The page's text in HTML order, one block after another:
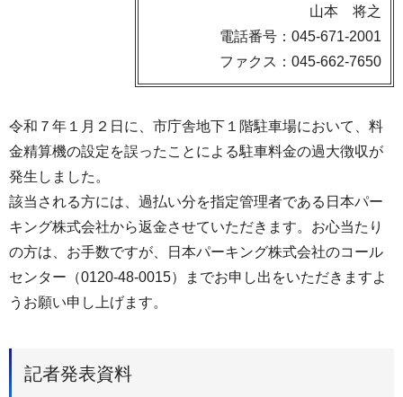
山本 将之
電話番号：045-671-2001
ファクス：045-662-7650
令和７年１月２日に、市庁舎地下１階駐車場において、料
金精算機の設定を誤ったことによる駐車料金の過大徴収が
発生しました。
該当される方には、過払い分を指定管理者である日本パー
キング株式会社から返金させていただきます。お心当たり
の方は、お手数ですが、日本パーキング株式会社のコール
センター（0120-48-0015）までお申し出をいただきますよ
うお願い申し上げます。
記者発表資料